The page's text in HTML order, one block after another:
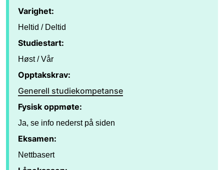
Varighet:
Heltid / Deltid
Studiestart:
Høst / Vår
Opptakskrav:
Generell studiekompetanse
Fysisk oppmøte:
Ja, se info nederst på siden
Eksamen:
Nettbasert